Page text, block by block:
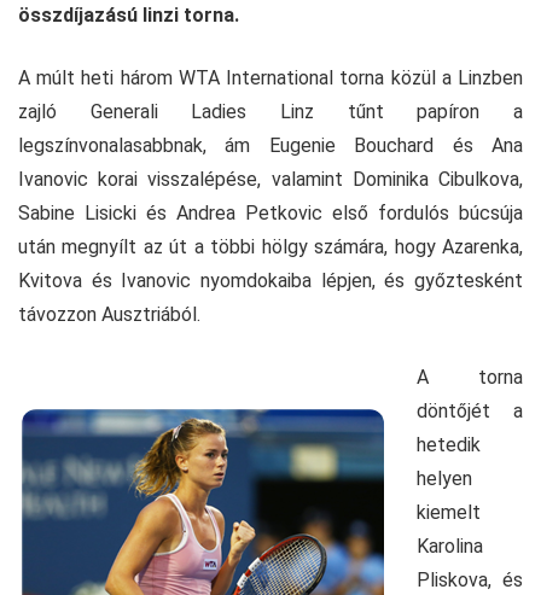
összdíjazású linzi torna.
A múlt heti három WTA International torna közül a Linzben
zajló Generali Ladies Linz tűnt papíron a
legszínvonalasabbnak, ám Eugenie Bouchard és Ana
Ivanovic korai visszalépése, valamint Dominika Cibulkova,
Sabine Lisicki és Andrea Petkovic első fordulós búcsúja
után megnyílt az út a többi hölgy számára, hogy Azarenka,
Kvitova és Ivanovic nyomdokaiba lépjen, és győztesként
távozzon Ausztriából.
A torna
döntőjét a
hetedik
helyen
kiemelt
Karolina
Pliskova, és